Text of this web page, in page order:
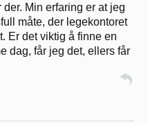
Min erfaring er at jeg
måte, der legekontoret
Er det viktig å finne en
dag, får jeg det, ellers får